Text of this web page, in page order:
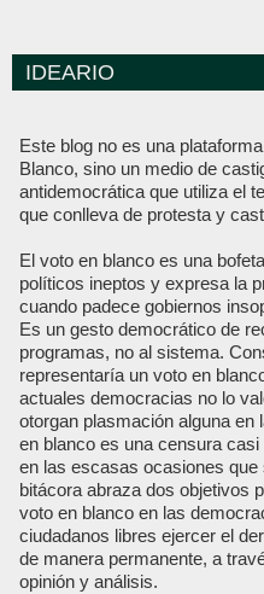
IDEARIO
Este blog no es una
Blanco, sino un medio de
antidemocrática que utiliza el
que conlleva de protesta y
El voto en blanco es una
políticos ineptos y expresa la
cuando padece gobiernos
Es un gesto democrático de
programas, no al sistema.
representaría un voto en
actuales democracias no lo
otorgan plasmación alguna en
en blanco es una censura
en las escasas ocasiones
bitácora abraza dos objetivos
voto en blanco en las
ciudadanos libres ejercer el
de manera permanente, a
opinión y análisis.